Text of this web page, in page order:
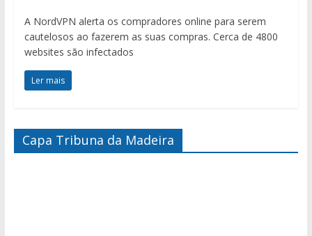
A NordVPN alerta os compradores online para serem
cautelosos ao fazerem as suas compras. Cerca de 4800
websites são infectados
Ler mais
Capa Tribuna da Madeira